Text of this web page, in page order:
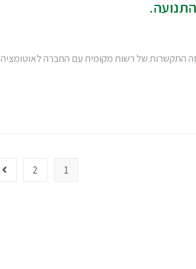
התקשרות של רשות מקומית עם החברה לאוטומציה
1
2